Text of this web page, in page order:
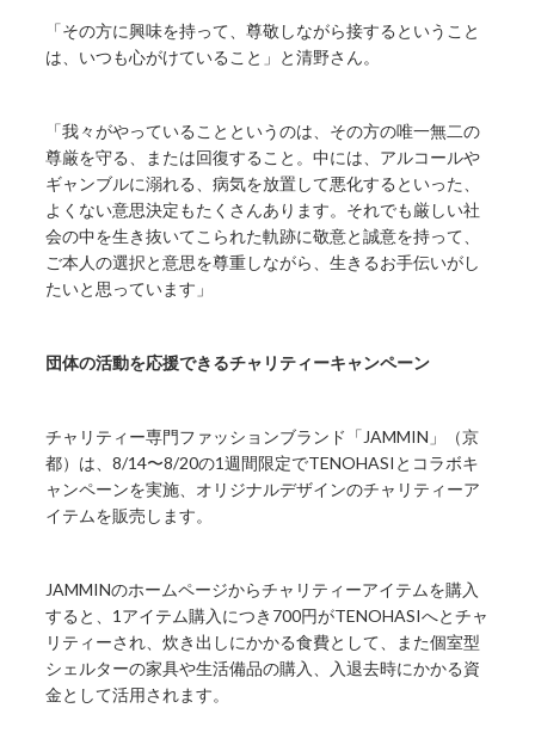
「その方に興味を持って、尊敬しながら接するということ
は、いつも心がけていること」と清野さん。
「我々がやっていることというのは、その方の唯一無二の
尊厳を守る、または回復すること。中には、アルコールや
ギャンブルに溺れる、病気を放置して悪化するといった、
よくない意思決定もたくさんあります。それでも厳しい社
会の中を生き抜いてこられた軌跡に敬意と誠意を持って、
ご本人の選択と意思を尊重しながら、生きるお手伝いがし
たいと思っています」
団体の活動を応援できるチャリティーキャンペーン
チャリティー専門ファッションブランド「JAMMIN」（京
都）は、8/14〜8/20の1週間限定でTENOHASIとコラボキ
ャンペーンを実施、オリジナルデザインのチャリティーア
イテムを販売します。
JAMMINのホームページからチャリティーアイテムを購入
すると、1アイテム購入につき700円がTENOHASIへとチャ
リティーされ、炊き出しにかかる食費として、また個室型
シェルターの家具や生活備品の購入、入退去時にかかる資
金として活用されます。